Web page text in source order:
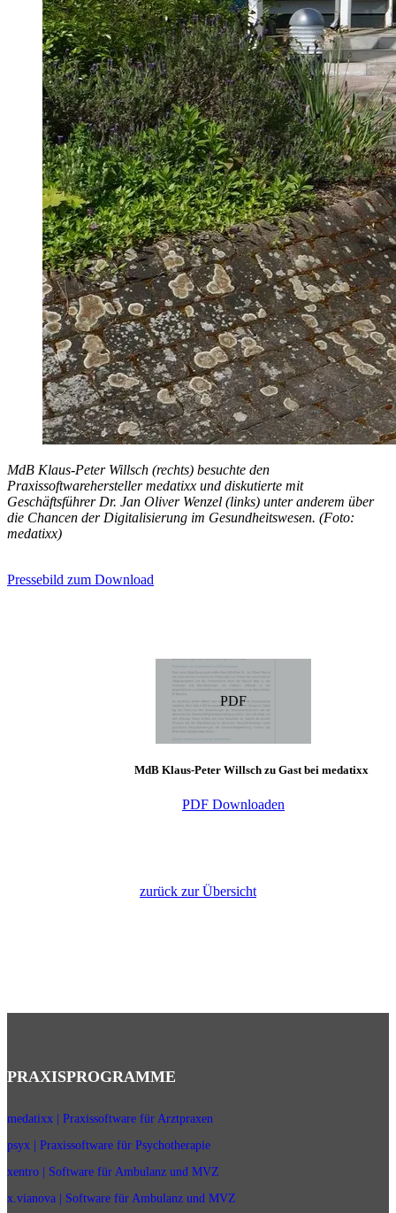
MdB Klaus-Peter Willsch (rechts) besuchte den
Praxissoftwarehersteller medatixx und diskutierte mit
Geschäftsführer Dr. Jan Oliver Wenzel (links) unter anderem über
die Chancen der Digitalisierung im Gesundheitswesen. (Foto:
medatixx)
Pressebild zum Download
PDF
MdB Klaus-Peter Willsch zu Gast bei medatixx
PDF Downloaden
zurück zur Übersicht
PRAXISPROGRAMME
medatixx | Praxissoftware für Arztpraxen
psyx | Praxissoftware für Psychotherapie
xentro | Software für Ambulanz und MVZ
x.vianova | Software für Ambulanz und MVZ